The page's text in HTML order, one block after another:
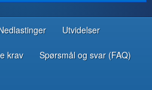
Utvidelser
krav Spørsmål og svar (FAQ)